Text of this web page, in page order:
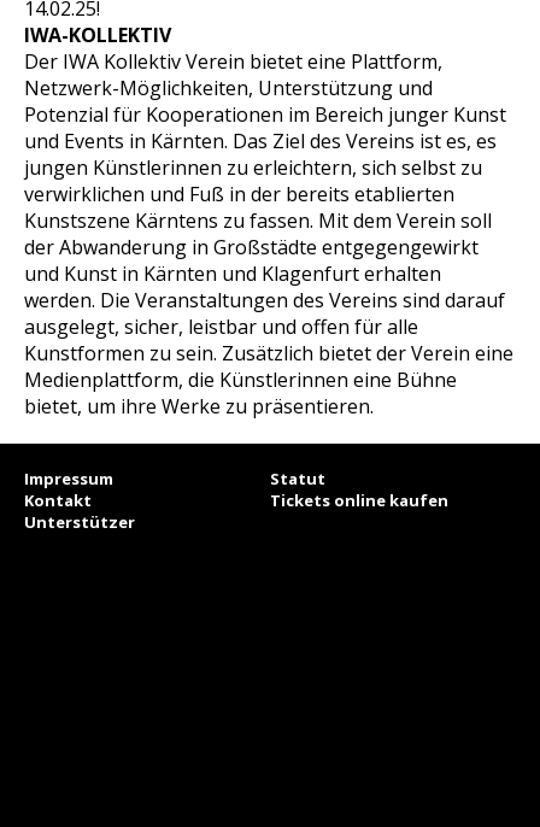
14.02.25!
IWA-KOLLEKTIV
Der IWA Kollektiv Verein bietet eine Plattform,
Netzwerk-Möglichkeiten, Unterstützung und
Potenzial für Kooperationen im Bereich junger Kunst
und Events in Kärnten. Das Ziel des Vereins ist es, es
jungen Künstlerinnen zu erleichtern, sich selbst zu
verwirklichen und Fuß in der bereits etablierten
Kunstszene Kärntens zu fassen. Mit dem Verein soll
der Abwanderung in Großstädte entgegengewirkt
und Kunst in Kärnten und Klagenfurt erhalten
werden. Die Veranstaltungen des Vereins sind darauf
ausgelegt, sicher, leistbar und offen für alle
Kunstformen zu sein. Zusätzlich bietet der Verein eine
Medienplattform, die Künstlerinnen eine Bühne
bietet, um ihre Werke zu präsentieren.
Impressum
Statut
Kontakt
Tickets online kaufen
Unterstützer